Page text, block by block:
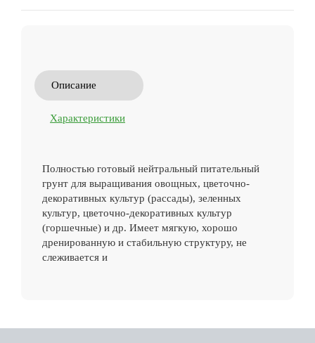
Описание
Характеристики
Полностью готовый нейтральный питательный
грунт для выращивания овощных, цветочно-
декоративных культур (рассады), зеленных
культур, цветочно-декоративных культур
(горшечные) и др. Имеет мягкую, хорошо
дренированную и стабильную структуру, не
слеживается и